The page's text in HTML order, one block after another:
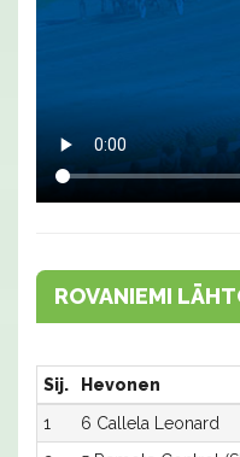
ROVANIEMI
Sij. Hevonen
1
6 Callela Leonard